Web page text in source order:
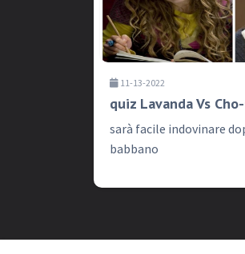
11-13-2022
quiz Lavanda Vs
sarà facile indovinare
babbano